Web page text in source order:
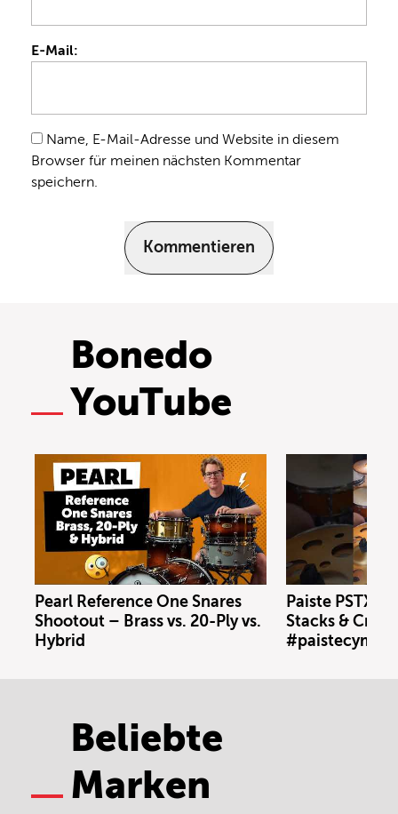
E-Mail:
Name, E-Mail-Adresse und Website in diesem
Browser für meinen nächsten Kommentar
speichern.
Kommentieren
Bonedo
YouTube
Pearl Reference One Snares
Shootout – Brass vs. 20-Ply vs.
Hybrid
Paiste PSTX
Stacks &
Beliebte
Marken